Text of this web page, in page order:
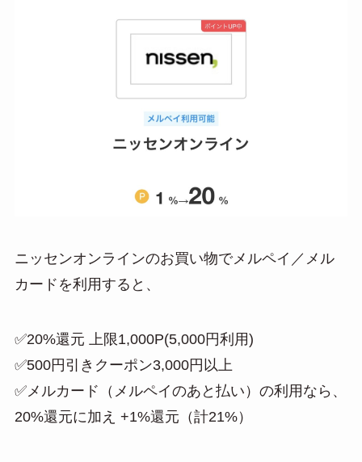
ニッセンオンラインのお買い物でメルペイ／メル
カードを利用すると、
✅20%還元 上限1,000P(5,000円利用)
✅500円引きクーポン3,000円以上
✅メルカード（メルペイのあと払い）の利用なら、
20%還元に加え +1%還元（計21%）